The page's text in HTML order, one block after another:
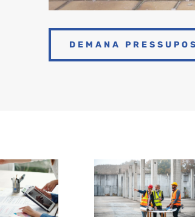
DEMANA